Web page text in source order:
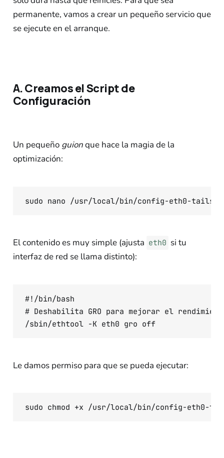
permanente, vamos a crear un pequeño servicio que
se ejecute en el arranque.
A. Creamos el Script de
Configuración
Un pequeño guionque hace la magia de la
optimización:
El contenido es muy simple (ajusta eth0 si tu
interfaz de red se llama distinto):
#!/bin/bash
# Deshabilita GRO para mejorar el
Le damos permiso para que se pueda ejecutar: